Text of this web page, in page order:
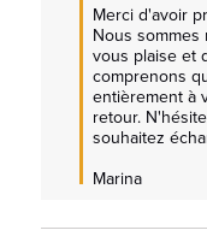
Merci d'avoir
Nous
vous plaise et
comprenons
entièrement à
retour.
souhaitez
Marina